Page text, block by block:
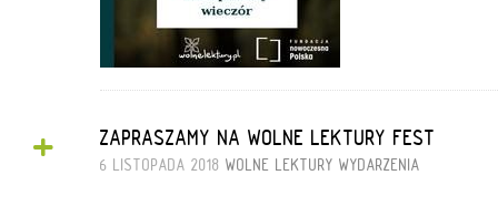
+ ZAPRASZAMY NA WOLNE LEKTURY FEST
6 LISTOPADA 2018 WOLNE LEKTURY WYDARZENIA